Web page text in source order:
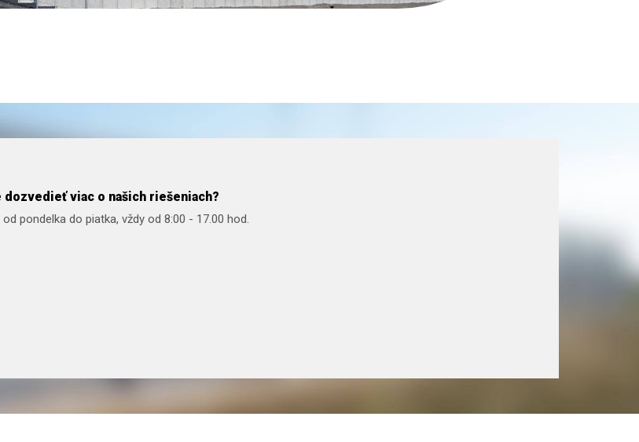
viac o našich riešeniach?
pondelka do piatka, vždy od 8:00 - 17.00 hod.